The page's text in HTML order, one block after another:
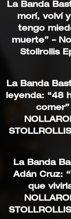
La Banda
morí, volví
tengo
muerte” –
Stollrollis
La Banda
leyenda: “48
comer”
La Banda
Adán Cruz:
que